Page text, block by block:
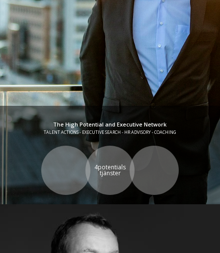
The High Potential and Executive Network
TALENT ACTIONS - EXECUTIVE SEARCH - HR ADVISORY - COACHING
4potentials
tjänster